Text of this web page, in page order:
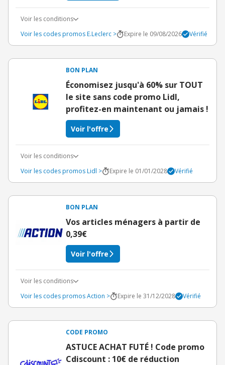
Voir les conditions
Voir les codes promos E.Leclerc >
Expire le 09/08/2026 Vérifié
BON PLAN
Économisez jusqu'à 60% sur TOUT
le site sans code promo Lidl,
profitez-en maintenant ou jamais !
Voir l'offre
Voir les conditions
Voir les codes promos Lidl >
Expire le 01/01/2028 Vérifié
BON PLAN
Vos articles ménagers à partir de
0,39€
Voir l'offre
Voir les conditions
Voir les codes promos Action >
Expire le 31/12/2028 Vérifié
CODE PROMO
ASTUCE ACHAT FUTÉ ! Code promo
Cdiscount : 10€ de réduction